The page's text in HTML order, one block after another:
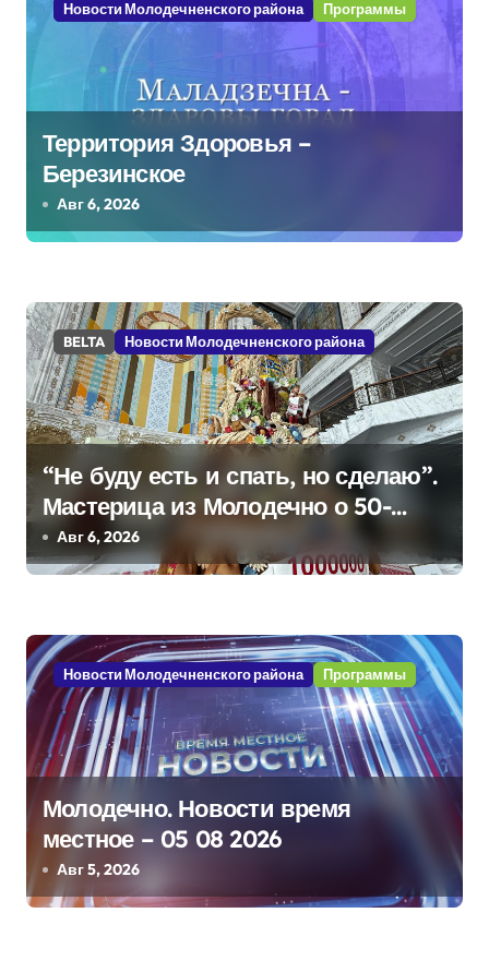
ц
я
п
о
а
п
и
с
я
м
Новости Молодечненского района Программы
Территория Здоровья –
Березинское
Авг 6, 2026
BELTA Новости Молодечненского района
“Не буду есть и спать, но сделаю”.
Мастерица из Молодечно о 50-
килограммовом каравае для
Дворца Независимости
Авг 6, 2026
Новости Молодечненского района Программы
Молодечно. Новости время
местное – 05 08 2026
Авг 5, 2026